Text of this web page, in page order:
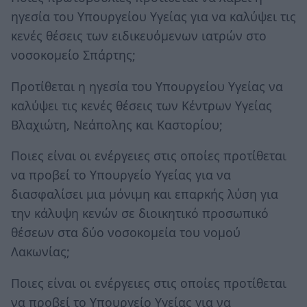
ηγεσία του Υπουργείου Υγείας για να καλύψει τις
κενές θέσεις των ειδικευόμενων ιατρών στο
νοσοκομείο Σπάρτης;
Προτίθεται η ηγεσία του Υπουργείου Υγείας να
καλύψει τις κενές θέσεις των Κέντρων Υγείας
Βλαχιώτη, Νεάπολης και Καστορίου;
Ποιες είναι οι ενέργειες στις οποίες προτίθεται
να προβεί το Υπουργείο Υγείας για να
διασφαλίσει μια μόνιμη και επαρκής λύση για
την κάλυψη κενών σε διοικητικό προσωπικό
θέσεων στα δύο νοσοκομεία του νομού
Λακωνίας;
Ποιες είναι οι ενέργειες στις οποίες προτίθεται
να προβεί το Υπουργείο Υγείας για να